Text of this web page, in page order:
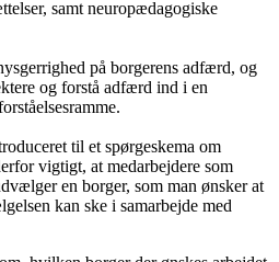
samt neuropædagogiske
på borgerens adfærd, og
og forstå adfærd ind i en
til et spørgeskema om
vigtigt, at medarbejdere som
en borger, som man ønsker at
kan ske i samarbejde med